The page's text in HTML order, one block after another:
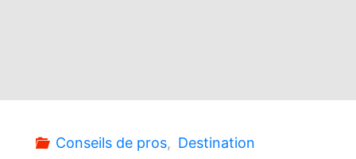
Conseils de pros, Destination